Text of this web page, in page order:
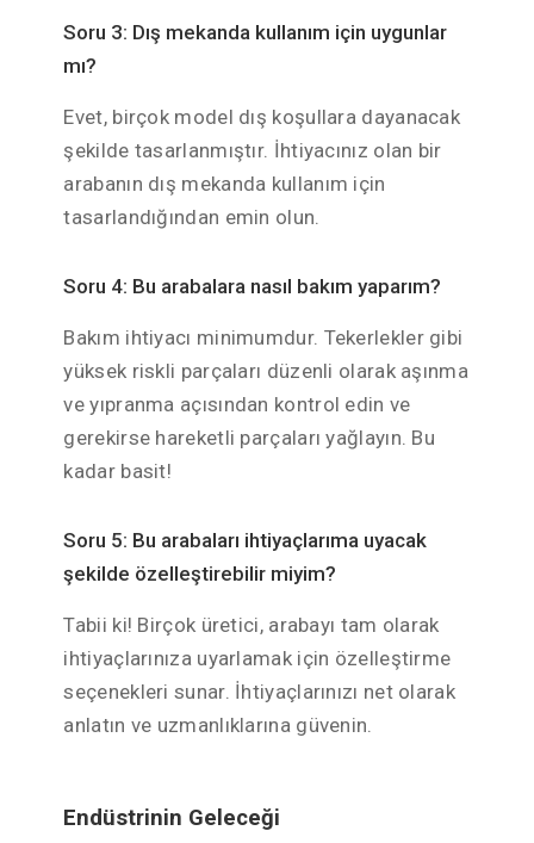
Soru 3: Dış mekanda kullanım için uygunlar
mı?
Evet, birçok model dış koşullara dayanacak
şekilde tasarlanmıştır. İhtiyacınız olan bir
arabanın dış mekanda kullanım için
tasarlandığından emin olun.
Soru 4: Bu arabalara nasıl bakım yaparım?
Bakım ihtiyacı minimumdur. Tekerlekler gibi
yüksek riskli parçaları düzenli olarak aşınma
ve yıpranma açısından kontrol edin ve
gerekirse hareketli parçaları yağlayın. Bu
kadar basit!
Soru 5: Bu arabaları ihtiyaçlarıma uyacak
şekilde özelleştirebilir miyim?
Tabii ki! Birçok üretici, arabayı tam olarak
ihtiyaçlarınıza uyarlamak için özelleştirme
seçenekleri sunar. İhtiyaçlarınızı net olarak
anlatın ve uzmanlıklarına güvenin.
Endüstrinin Geleceği